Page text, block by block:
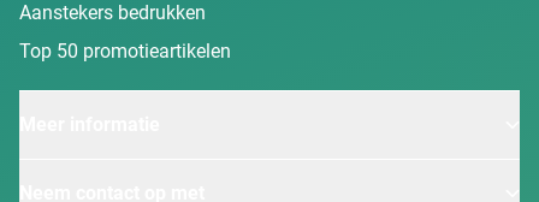
Aanstekers bedrukken
Top 50 promotieartikelen